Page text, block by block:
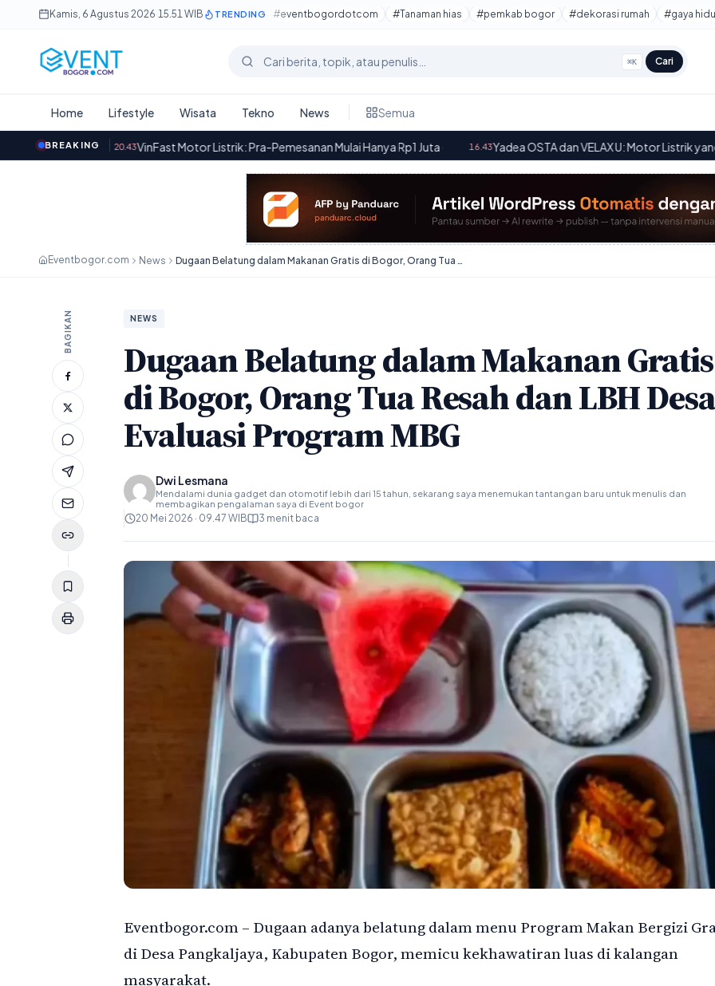
Lewati ke konten utama
Kamis, 6 Agustus 2026·15.51 WIB TRENDING #eventbogordotcom #Tanaman hias #pemkab bogor #dekorasi rumah #gaya
Cari berita ⌘K Cari
Home Lifestyle Wisata Tekno News Semua
BREAKING
20.43VinFast Motor Listrik: Pra-Pemesanan Mulai Hanya Rp1 Juta· 16.43Yadea OSTA dan VELAX U: Motor Listrik yang Bisa Lewati
Eventbogor.com News Dugaan Belatung dalam Makanan Gratis di Bogor, Orang Tua Resah dan LBH Desak Evaluasi Program MBG
BAGIKAN NEWS
Dugaan Belatung dalam Makanan Gratis
di Bogor, Orang Tua Resah dan LBH
Evaluasi Program MBG
Dwi Lesmana
Mendalami dunia gadget dan otomotif lebih dari 15 tahun, sekarang saya menemukan tantangan baru untuk menulis dan
membagikan pengalaman saya di Event bogor
20 Mei 2026 · 09.47 WIB 3 menit baca
Eventbogor.com – Dugaan adanya belatung dalam menu Program Makan Bergizi
di Desa Pangkaljaya, Kabupaten Bogor, memicu kekhawatiran luas di kalangan
masyarakat.